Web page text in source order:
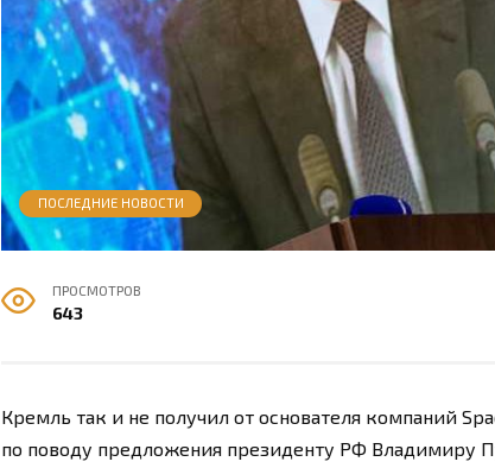
ПОСЛЕДНИЕ НОВОСТИ
ПРОСМОТРОВ
643
Кремль так и не получил от основателя компаний
по поводу предложения президенту РФ Владимиру